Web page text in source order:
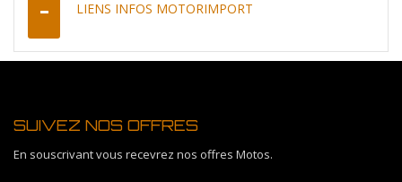
LIENS INFOS MOTORIMPORT
SUIVEZ NOS OFFRES
En souscrivant vous recevrez nos offres Motos.